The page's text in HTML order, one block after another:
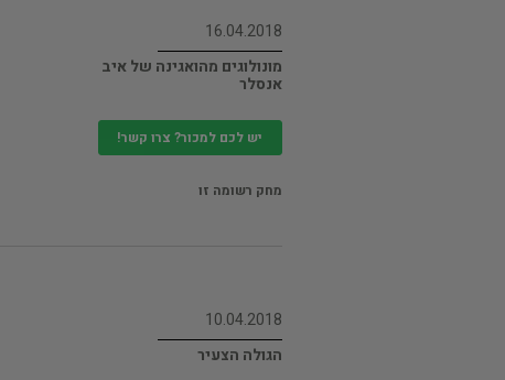
16.04.2018
מונולוגים מהואגינה של איב
אנסלר
יש לכם למכור? צרו קשר!
מחק רשומה זו
10.04.2018
הגולה הצעיר